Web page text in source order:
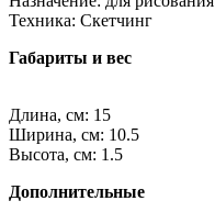
Техника: Скетчинг
Габариты и вес
Длина, см: 15
Ширина, см: 10.5
Высота, см: 1.5
Дополнительные